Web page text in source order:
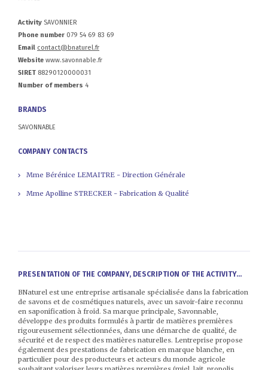
Activity SAVONNIER
Phone number 079 54 69 83 69
Email contact@bnaturel.fr
Website www.savonnable.fr
SIRET 88290120000031
Number of members 4
BRANDS
SAVONNABLE
COMPANY CONTACTS
Mme Bérénice LEMAITRE - Direction Générale
Mme Apolline STRECKER - Fabrication & Qualité
PRESENTATION OF THE COMPANY, DESCRIPTION OF THE ACTIVITY...
BNaturel est une entreprise artisanale spécialisée dans la fabrication
de savons et de cosmétiques naturels, avec un savoir-faire reconnu
en saponification à froid. Sa marque principale, Savonnable,
développe des produits formulés à partir de matières premières
rigoureusement sélectionnées, dans une démarche de qualité, de
sécurité et de respect des matières naturelles. Lentreprise propose
également des prestations de fabrication en marque blanche, en
particulier pour des producteurs et acteurs du monde agricole